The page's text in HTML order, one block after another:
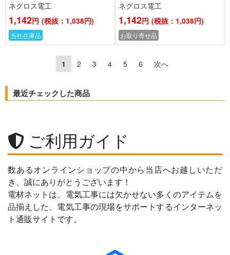
ネグロス電工
1,142円 (税抜：1,038円)
当社在庫品
ネグロス電工
1,142円 (税抜：1,038円)
お取り寄せ品
1 2 3 4 5 6 次へ
最近チェックした商品
ご利用ガイド
数あるオンラインショップの中から当店へお越しいただ
き、誠にありがとうございます！
電材ネットは、電気工事には欠かせない多くのアイテムを
品揃えした、電気工事の現場をサポートするインターネッ
ト通販サイトです。